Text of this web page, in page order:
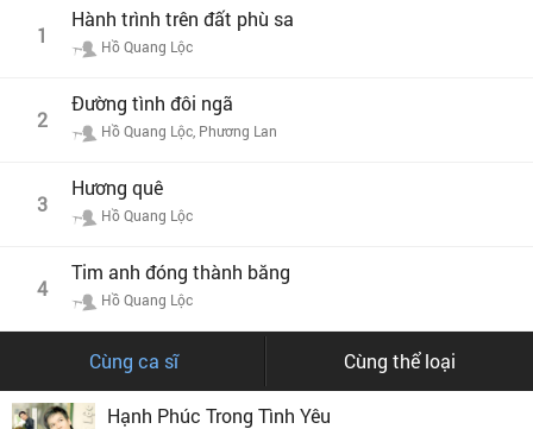
1
Hành trình trên đất phù sa
Hồ Quang Lộc
2
Đường tình đôi ngã
Hồ Quang Lộc, Phương Lan
3
Hương quê
Hồ Quang Lộc
4
Tim anh đóng thành băng
Hồ Quang Lộc
Cùng ca sĩ Cùng thể loại
Hạnh Phúc Trong Tình Yêu